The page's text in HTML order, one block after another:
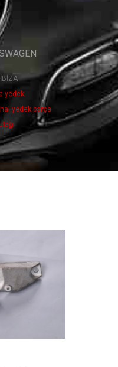
yedek
yedek parça